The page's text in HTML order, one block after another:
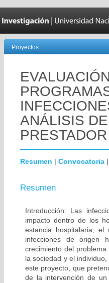
Proyectos
ANÁLISIS
PRESTADOR
Resumen | Convocatoria |
Resumen
Introducción: Las
impacto dentro de los
estancia hospitalaria,
infecciones de origen
crecimiento del
la sociedad y el
este proyecto, que
de la intervención de